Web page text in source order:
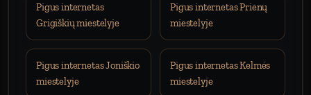
Pigus internetas
Grigiškių miestelyje
Pigus internetas Prienų
miestelyje
Pigus internetas Joniškio
miestelyje
Pigus internetas Kelmės
miestelyje